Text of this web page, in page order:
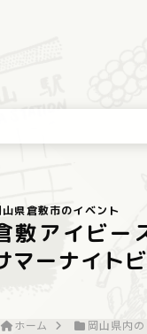
山県倉敷市のイベント
敷アイビー
マーナイト
ホーム 岡山県内